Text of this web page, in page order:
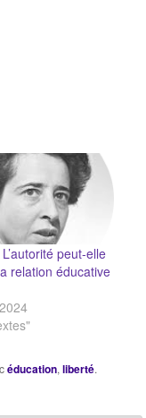
peut-elle
relation éducative
éducation, liberté.